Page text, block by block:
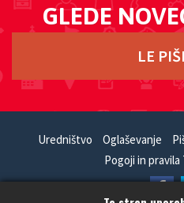
GLEDE
LE
Uredništvo Oglaševanje
Pogoji in pravila